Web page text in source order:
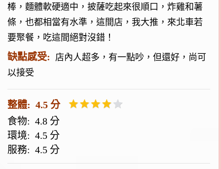
棒，麵體軟硬適中，披薩吃起來很順口，炸雞和薯
條，也都相當有水準，這間店，我大推，來北車若
要聚餐，吃這間絕對沒錯！
缺點感受: 店內人超多，有一點吵，但還好，尚可
以接受
整體: 4.5 分
食物: 4.8 分
環境: 4.5 分
服務: 4.5 分